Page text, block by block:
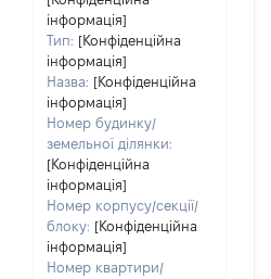
інформація]
Тип: [Конфіденційна
інформація]
Назва: [Конфіденційна
інформація]
Номер будинку/
земельної ділянки:
[Конфіденційна
інформація]
Номер корпусу/секції/
блоку: [Конфіденційна
інформація]
Номер квартири/